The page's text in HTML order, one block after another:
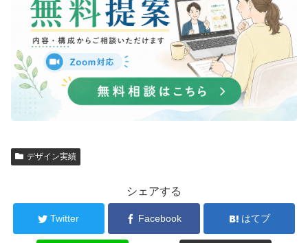
デザイン実績
シェアする
Twitter Facebook はてブ